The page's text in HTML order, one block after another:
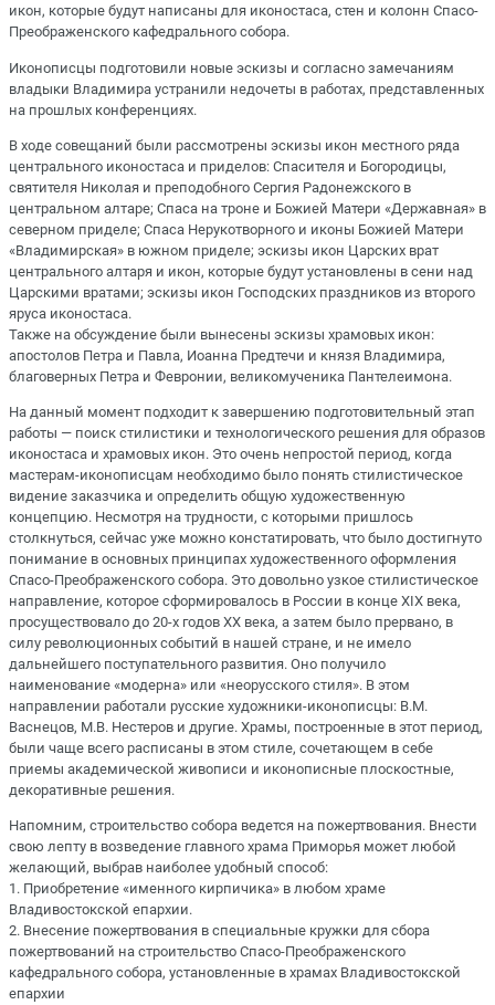
икон, которые будут написаны для иконостаса, стен и колонн Спасо-
Преображенского кафедрального собора.
Иконописцы подготовили новые эскизы и согласно замечаниям
владыки Владимира устранили недочеты в работах, представленных
на прошлых конференциях.
В ходе совещаний были рассмотрены эскизы икон местного ряда
центрального иконостаса и приделов: Спасителя и Богородицы,
святителя Николая и преподобного Сергия Радонежского в
центральном алтаре; Спаса на троне и Божией Матери «Державная» в
северном приделе; Спаса Нерукотворного и иконы Божией Матери
«Владимирская» в южном приделе; эскизы икон Царских врат
центрального алтаря и икон, которые будут установлены в сени над
Царскими вратами; эскизы икон Господских праздников из второго
яруса иконостаса.
Также на обсуждение были вынесены эскизы храмовых икон:
апостолов Петра и Павла, Иоанна Предтечи и князя Владимира,
благоверных Петра и Февронии, великомученика Пантелеимона.
На данный момент подходит к завершению подготовительный этап
работы — поиск стилистики и технологического решения для образов
иконостаса и храмовых икон. Это очень непростой период, когда
мастерам-иконописцам необходимо было понять стилистическое
видение заказчика и определить общую художественную
концепцию. Несмотря на трудности, с которыми пришлось
столкнуться, сейчас уже можно констатировать, что было достигнуто
понимание в основных принципах художественного оформления
Спасо-Преображенского собора. Это довольно узкое стилистическое
направление, которое сформировалось в России в конце XIX века,
просуществовало до 20-х годов XX века, а затем было прервано, в
силу революционных событий в нашей стране, и не имело
дальнейшего поступательного развития. Оно получило
наименование «модерна» или «неорусского стиля». В этом
направлении работали русские художники-иконописцы: В.М.
Васнецов, М.В. Нестеров и другие. Храмы, построенные в этот период,
были чаще всего расписаны в этом стиле, сочетающем в себе
приемы академической живописи и иконописные плоскостные,
декоративные решения.
Напомним, строительство собора ведется на пожертвования. Внести
свою лепту в возведение главного храма Приморья может любой
желающий, выбрав наиболее удобный способ:
1. Приобретение «именного кирпичика» в любом храме
Владивостокской епархии.
2. Внесение пожертвования в специальные кружки для сбора
пожертвований на строительство Спасо-Преображенского
кафедрального собора, установленные в храмах Владивостокской
епархии